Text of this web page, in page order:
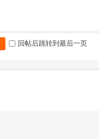
回帖后跳转到最后一页